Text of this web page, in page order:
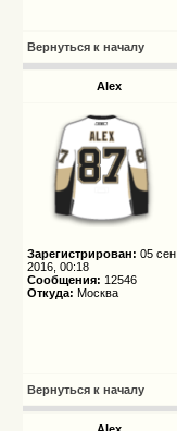
Вернуться к началу
Alex
Зарегистрирован: 05 сен
2016, 00:18
Сообщения: 12546
Откуда: Москва
Вернуться к началу